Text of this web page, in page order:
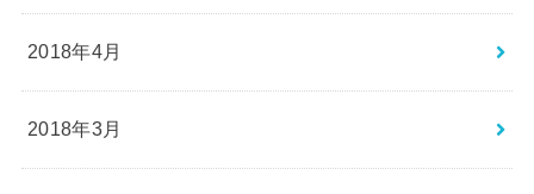
2018年4月
2018年3月